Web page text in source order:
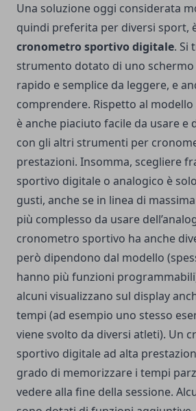
Una soluzione oggi considerata
quindi preferita per diversi sport,
cronometro sportivo digitale. Si
strumento dotato di uno schermo
rapido e semplice da leggere, e
comprendere. Rispetto al
è anche piaciuto facile da usare e
con gli altri strumenti per
prestazioni. Insomma, scegliere
sportivo digitale o analogico è
gusti, anche se in linea di
più complesso da usare
cronometro sportivo ha anche
però dipendono dal modello
hanno più funzioni
alcuni visualizzano sul display
tempi (ad esempio uno stesso
viene svolto da diversi atleti). Un
sportivo digitale ad alta
grado di memorizzare i tempi
vedere alla fine della sessione.